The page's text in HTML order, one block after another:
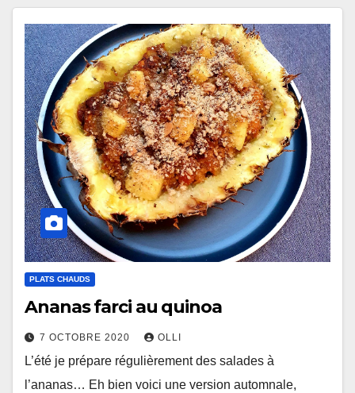
PLATS CHAUDS
Ananas farci au quinoa
7 OCTOBRE 2020 OLLI
L’été je prépare régulièrement des salades à
l’ananas… Eh bien voici une version automnale,